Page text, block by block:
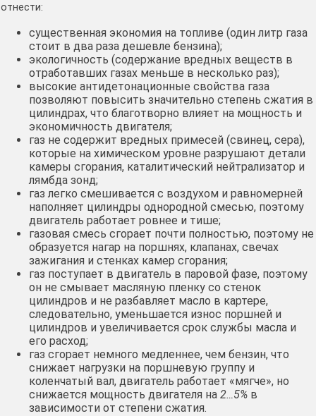
отнести:
существенная экономия на топливе (один литр газа
стоит в два раза дешевле бензина);
экологичность (содержание вредных веществ в
отработавших газах меньше в несколько раз);
высокие антидетонационные свойства газа
позволяют повысить значительно степень сжатия в
цилиндрах, что благотворно влияет на мощность и
экономичность двигателя;
газ не содержит вредных примесей (свинец, сера),
которые на химическом уровне разрушают детали
камеры сгорания, каталитический нейтрализатор и
лямбда зонд;
газ легко смешивается с воздухом и равномерней
наполняет цилиндры однородной смесью, поэтому
двигатель работает ровнее и тише;
газовая смесь сгорает почти полностью, поэтому не
образуется нагар на поршнях, клапанах, свечах
зажигания и стенках камер сгорания;
газ поступает в двигатель в паровой фазе, поэтому
он не смывает масляную пленку со стенок
цилиндров и не разбавляет масло в картере,
следовательно, уменьшается износ поршней и
цилиндров и увеличивается срок службы масла и
его расход;
газ сгорает немного медленнее, чем бензин, что
снижает нагрузки на поршневую группу и
коленчатый вал, двигатель работает «мягче», но
снижается мощность двигателя на 2…5% в
зависимости от степени сжатия.